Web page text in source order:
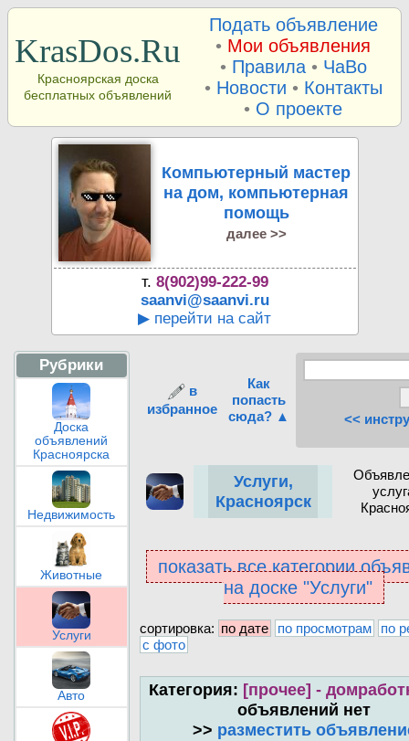
KrasDos.Ru
Красноярская доска
бесплатных объявлений
Подать объявление
• Мои объявления
• Правила• ЧаВо
• Новости • Контакты
• О проекте
Компьютерный мастер
на дом, компьютерная
помощь
далее >>
т. 8(902)99-222-99
saanvi@saanvi.ru
▶ перейти на сайт
Рубрики
Доска
объявлений
Красноярска
Недвижимость
Животные
Услуги
Авто
в
избранное
Как
попасть
сюда? ▲
<<
Услуги,
Красноярск
показать все категории
на доске "Услуги"
сортировка: по дате по просмотрам
по
с фото
Категория: [прочее] -
объявлений нет
>> разместить